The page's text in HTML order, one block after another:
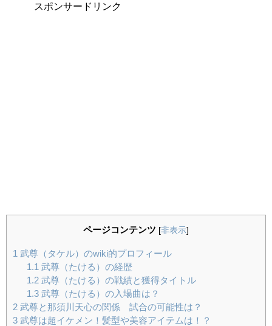
スポンサードリンク
ページコンテンツ [非表示]
1 武尊（タケル）のwiki的プロフィール
1.1 武尊（たける）の経歴
1.2武尊（たける）の戦績と獲得タイトル
1.3武尊（たける）の入場曲は？
2 武尊と那須川天心の関係 試合の可能性は？
3 武尊は超イケメン！髪型や美容アイテムは！？